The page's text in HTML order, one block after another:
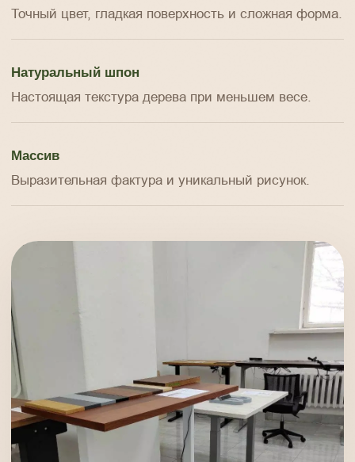
Точный цвет, гладкая поверхность и сложная форма.
Натуральный шпон
Настоящая текстура дерева при меньшем весе.
Массив
Выразительная фактура и уникальный рисунок.